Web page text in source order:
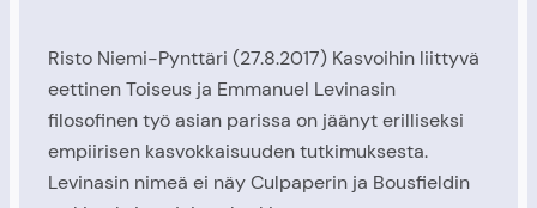
Risto Niemi-Pynttäri (27.8.2017) Kasvoihin liittyvä
eettinen Toiseus ja Emmanuel Levinasin
filosofinen työ asian parissa on jäänyt erilliseksi
empiirisen kasvokkaisuuden tutkimuksesta.
Levinasin nimeä ei näy Culpaperin ja Bousfieldin